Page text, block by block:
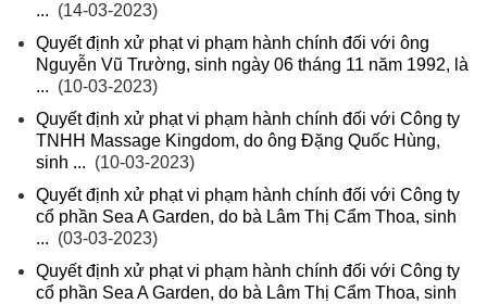
... (14-03-2023)
Quyết định xử phạt vi phạm hành chính đối với ông
Nguyễn Vũ Trường, sinh ngày 06 tháng 11 năm 1992, là
... (10-03-2023)
Quyết định xử phạt vi phạm hành chính đối với Công ty
TNHH Massage Kingdom, do ông Đặng Quốc Hùng,
sinh ... (10-03-2023)
Quyết định xử phạt vi phạm hành chính đối với Công ty
cổ phần Sea A Garden, do bà Lâm Thị Cẩm Thoa, sinh
... (03-03-2023)
Quyết định xử phạt vi phạm hành chính đối với Công ty
cổ phần Sea A Garden, do bà Lâm Thị Cẩm Thoa, sinh